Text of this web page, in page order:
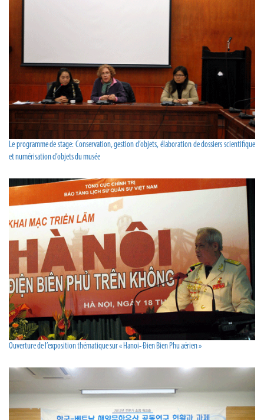
Le programme de stage: Conservation, gestion d’objets, élaboration de dossiers scientifique
et numérisation d’objets du musée
Ouverture de l’exposition thématique sur « Hanoi- Đien Bien Phu aérien »